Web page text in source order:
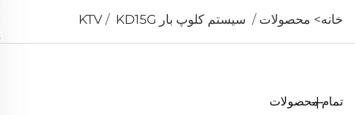
خانه> محصولات / سیستم کلوپ بار KTV / KD15G
تمام محصولات